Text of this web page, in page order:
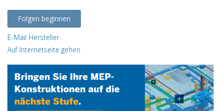
Folgen beginnen
E-Mail Hersteller
Auf Internetseite gehen